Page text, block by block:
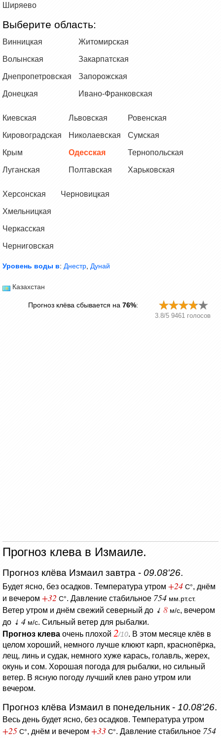
Ширяево
Выберите область:
Винницкая
Волынская
Днепропетровская
Донецкая
Житомирская
Закарпатская
Запорожская
Ивано-Франковская
Киевская
Кировоградская
Крым
Луганская
Львовская
Николаевская
Одесская
Полтавская
Ровенская
Сумская
Тернопольская
Харьковская
Херсонская
Хмельницкая
Черкасская
Черниговская
Черновицкая
Уровень воды в: Днестр Дунай
Казахстан
Прогноз клёва сбывается на 76%:
3.8/5 9461 голосов
Прогноз клева в Измаиле.
Прогноз клёва Измаил завтра - 09.08'26.
Будет ясно, без осадков. Температура утром +24 C°, днём
и вечером +32 C°. Давление стабильное 754 мм.рт.ст.
Ветер утром и днём свежий северный до 8 м/с, вечером
до
4 м/с. Сильный ветер для рыбалки.
Прогноз клева очень плохой 2/10. В этом месяце клёв в
целом хороший, немного лучше клюют карп, краснопёрка,
лещ, линь и судак, немного хуже карась, голавль, жерех,
окунь и сом. Хорошая погода для рыбалки, но сильный
ветер. В ясную погоду лучший клев рано утром или
вечером.
Прогноз клёва Измаил в понедельник - 10.08'26.
Весь день будет ясно, без осадков. Температура утром
+25 C°, днём и вечером +33 C°. Давление стабильное 754